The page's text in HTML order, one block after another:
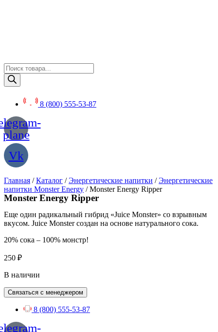
Поиск
товаров
8 (800) 555-53-87
plane
Vk
Главная /Каталог /Энергетические напитки /Энергетические
напитки Monster Energy / Monster Energy Ripper
Monster Energy Ripper
Еще один радикальный гибрид «Juice Monster» со взрывным
вкусом. Juice Monster создан на основе натурального сока.
20% сока – 100% монстр!
250 ₽
В наличии
Связаться с менеджером
8 (800) 555-53-87